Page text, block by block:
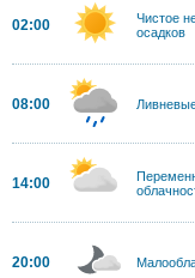
02:00
Чистое
осадков
08:00
14:00
20:00